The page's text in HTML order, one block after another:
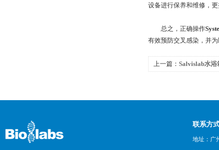
设备进行保养和维修，
总之，正确操作
有效预防交叉感染，并
上一篇： Salvislab水浴
联系方
地址：广